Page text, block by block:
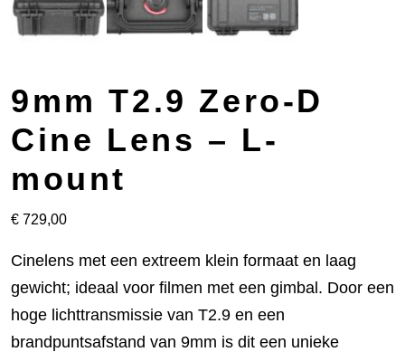
9mm T2.9 Zero-D
Cine Lens – L-
mount
€ 729,00
Cinelens met een extreem klein formaat en laag
gewicht; ideaal voor filmen met een gimbal. Door een
hoge lichttransmissie van T2.9 en een
brandpuntsafstand van 9mm is dit een unieke